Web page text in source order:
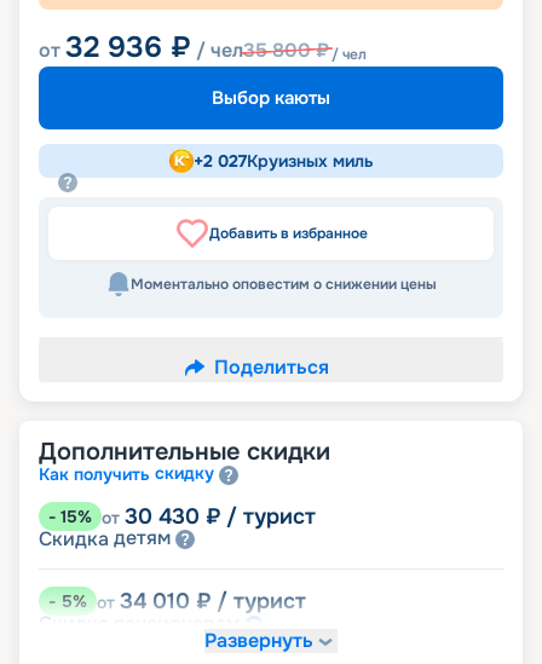
от32 936 ₽ / чел35 800₽/ чел
Выбор каюты
+2 027Круизных миль
Добавить в избранное
Моментально оповестим о снижении цены
Поделиться
Дополнительные скидки
Как получить скидку
- 15% от 30 430 ₽ / турист
Скидка детям
-5% от 34 010 ₽ / турист
Скидка
Развернуть